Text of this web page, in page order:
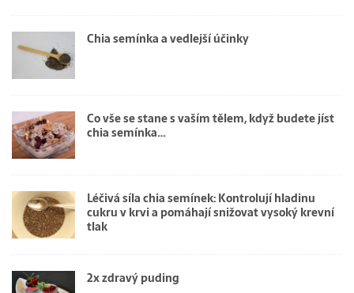
Chia semínka a vedlejší účinky
Co vše se stane s vaším tělem, když budete jíst
chia semínka…
Léčivá síla chia semínek: Kontrolují hladinu
cukru v krvi a pomáhají snižovat vysoký krevní
tlak
2x zdravý puding